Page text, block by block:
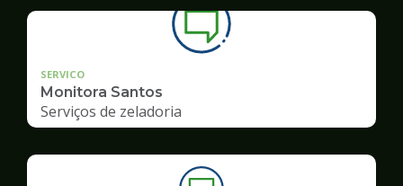
SERVICO
Monitora Santos
Serviços de zeladoria